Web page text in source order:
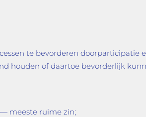
te bevorderen doorparticipatie
houden of daartoe bevorderlijk
meeste ruime zin;